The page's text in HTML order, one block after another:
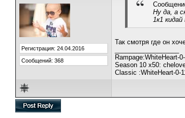
Регистрация: 24.04.2016
Сообщений: 368
Ну да, а
1к1
Так смотря где он
Rampage:WhiteHeart-
Season 10 x50:
Classic :WhiteHeart-0-